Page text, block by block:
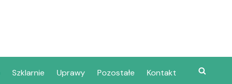
Szklarnie Uprawy Pozostałe Kontakt